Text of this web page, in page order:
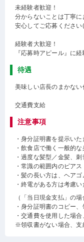
未経験者歓迎！
分からないことは丁寧に
安心してご応募くださ
経験者大歓迎！
『応募時アピール』に
待遇
美味しい店長のまかない
交通費支給
注意事項
・身分証明書を提示い
・飲食店で働く一般的
・過度な髪型／金髪、
・常識の範囲内のピア
・髪の長い方は、ヘア
・終電がある方は考慮
（「当日現金支払」の場
・身分証明書のコピー
・交通費を使用した場
※領収書がない場合、支